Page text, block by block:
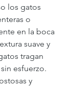
los gatos
o
en la boca
suave y
tragan
esfuerzo.
y